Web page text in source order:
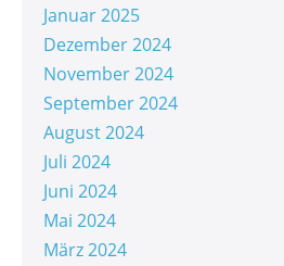
Januar 2025
Dezember 2024
November 2024
September 2024
August 2024
Juli 2024
Juni 2024
Mai 2024
März 2024